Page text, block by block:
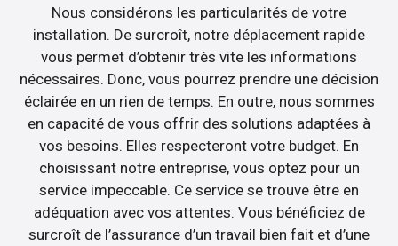
Nous considérons les particularités de votre
installation. De surcroît, notre déplacement rapide
vous permet d’obtenir très vite les informations
nécessaires. Donc, vous pourrez prendre une décision
éclairée en un rien de temps. En outre, nous sommes
en capacité de vous offrir des solutions adaptées à
vos besoins. Elles respecteront votre budget. En
choisissant notre entreprise, vous optez pour un
service impeccable. Ce service se trouve être en
adéquation avec vos attentes. Vous bénéficiez de
surcroît de l’assurance d’un travail bien fait et d’une